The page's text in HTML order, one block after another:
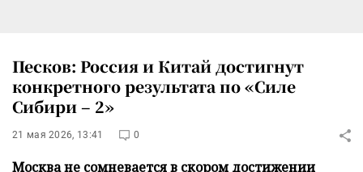
Песков: Россия и Китай достигнут
конкретного результата по «Силе
Сибири – 2»
21 мая 2026, 13:41 0
Москва не сомневается в скором достижении